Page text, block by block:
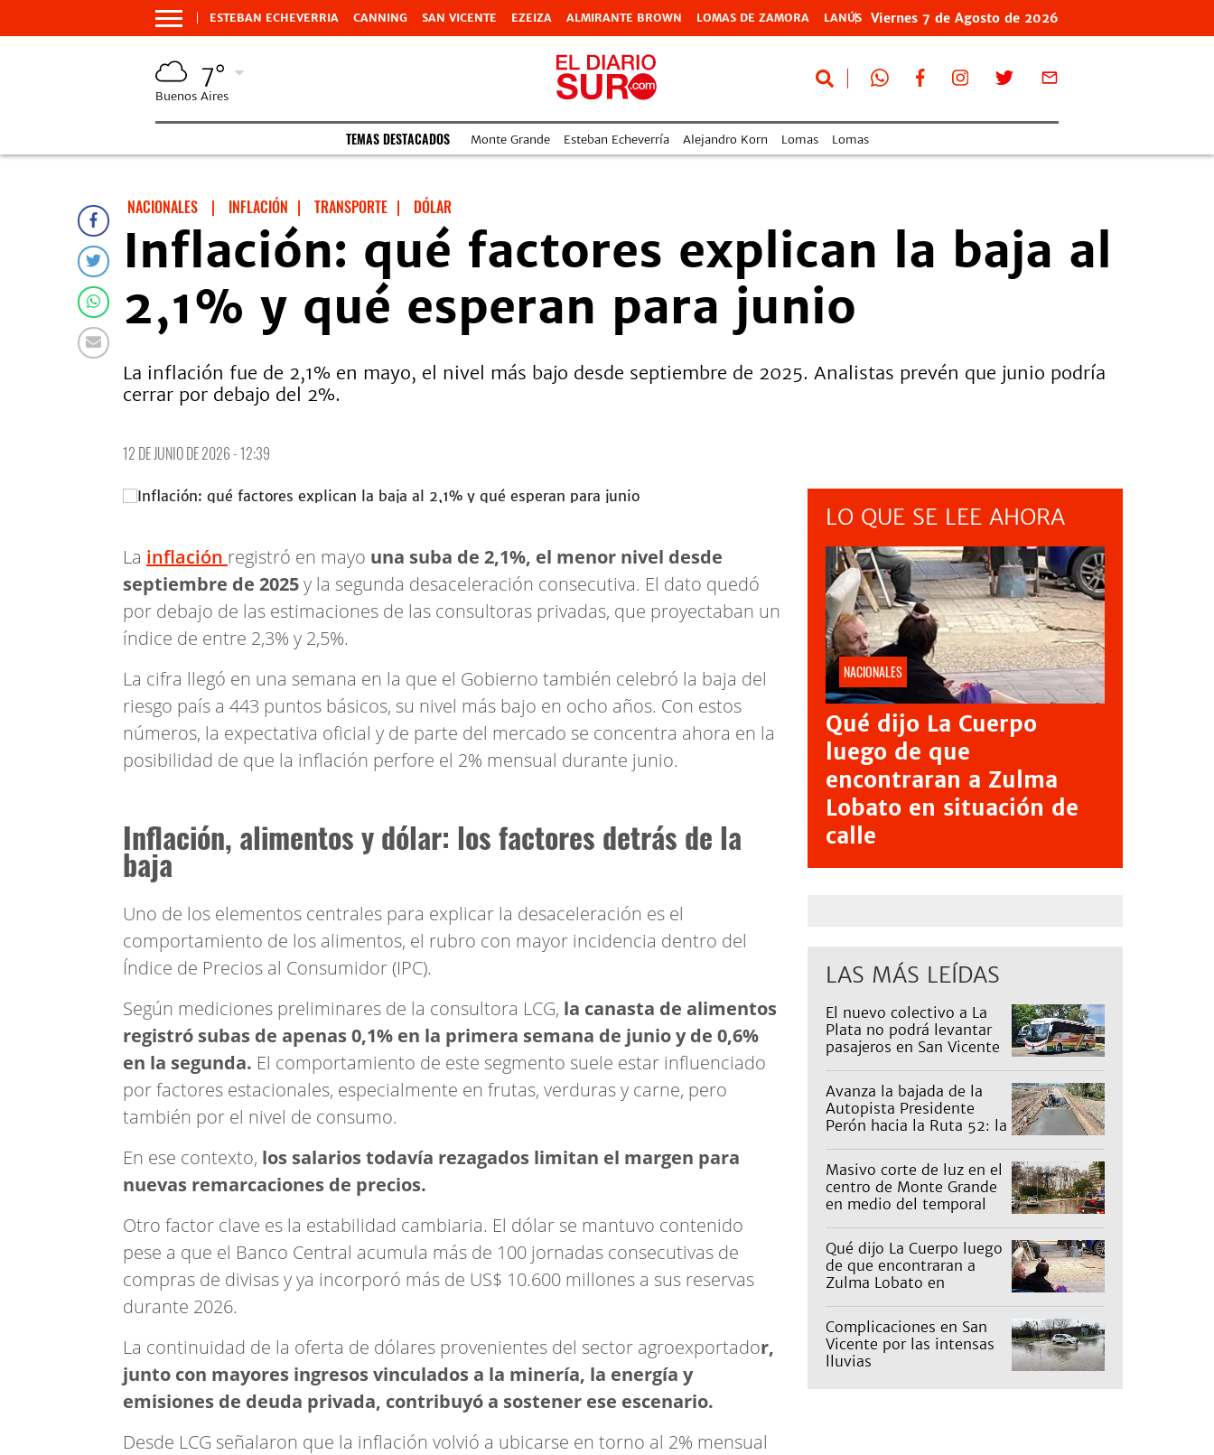
ESTEBAN ECHEVERRIA CANNING SAN VICENTE EZEIZA ALMIRANTE BROWN LOMAS DE ZAMORA LANÚS Viernes 7 de Agosto de 2026
7°
Buenos Aires
TEMAS DESTACADOS Monte Grande Esteban Echeverría Alejandro Korn Lomas Lomas
NACIONALES | INFLACIÓN | TRANSPORTE | DÓLAR
Inflación: qué factores explican la baja al
2,1% y qué esperan para junio
La inflación fue de 2,1% en mayo, el nivel más bajo desde septiembre de 2025. Analistas prevén que junio podría
cerrar por debajo del 2%.
12 DE JUNIO DE 2026 - 12:39
La inflación registró en mayo una suba de 2,1%, el menor nivel desde
septiembre de 2025y la segunda desaceleración consecutiva. El dato quedó
por debajo de las estimaciones de las consultoras privadas, que proyectaban un
índice de entre 2,3% y 2,5%.
La cifra llegó en una semana en la que el Gobierno también celebró la baja del
riesgo país a 443 puntos básicos, su nivel más bajo en ocho años. Con estos
números, la expectativa oficial y de parte del mercado se concentra ahora en la
posibilidad de que la inflación perfore el 2% mensual durante junio.
Inflación, alimentos y dólar: los factores detrás de la
baja
Uno de los elementos centrales para explicar la desaceleración es el
comportamiento de los alimentos, el rubro con mayor incidencia dentro del
Índice de Precios al Consumidor (IPC).
Según mediciones preliminares de la consultora LCG, la canasta de alimentos
registró subas de apenas 0,1% en la primera semana de junio y de 0,6%
en la segunda. El comportamiento de este segmento suele estar influenciado
por factores estacionales, especialmente en frutas, verduras y carne, pero
también por el nivel de consumo.
En ese contexto, los salarios todavía rezagados limitan el margen para
nuevas remarcaciones de precios.
Otro factor clave es la estabilidad cambiaria. El dólar se mantuvo contenido
pese a que el Banco Central acumula más de 100 jornadas consecutivas de
compras de divisas y ya incorporó más de US$ 10.600 millones a sus reservas
durante 2026.
La continuidad de la oferta de dólares provenientes del sector agroexportador,
junto con mayores ingresos vinculados a la minería, la energía y
emisiones de deuda privada, contribuyó a sostener ese escenario.
Desde LCG señalaron que la inflación volvió a ubicarse en torno al 2% mensual
LO QUE SE LEE AHORA
NACIONALES
Qué dijo La Cuerpo
luego de que
encontraran a Zulma
Lobato en situación de
calle
LAS MÁS LEÍDAS
El nuevo colectivo a La
Plata no podrá levantar
pasajeros en San Vicente
Avanza la bajada de la
Autopista Presidente
Perón hacia la Ruta 52: la
Masivo corte de luz en el
centro de Monte Grande
en medio del temporal
Qué dijo La Cuerpo luego
de que encontraran a
Zulma Lobato en
Complicaciones en San
Vicente por las intensas
lluvias